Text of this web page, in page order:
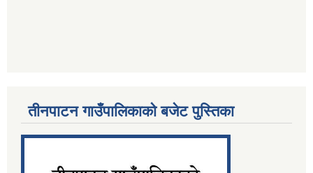
तीनपाटन गाउँपालिकाको बजेट पुस्तिका